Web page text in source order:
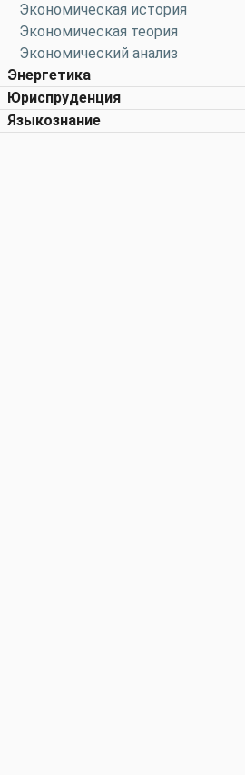
Экономическая история
Экономическая теория
Экономический анализ
Энергетика
Юриспруденция
Языкознание